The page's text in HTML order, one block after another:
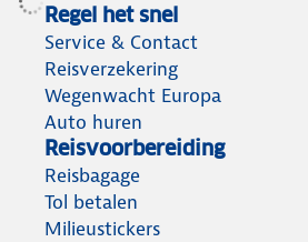
Regel het snel
Service & Contact
Reisverzekering
Wegenwacht Europa
Auto huren
Reisvoorbereiding
Reisbagage
Tol betalen
Milieustickers